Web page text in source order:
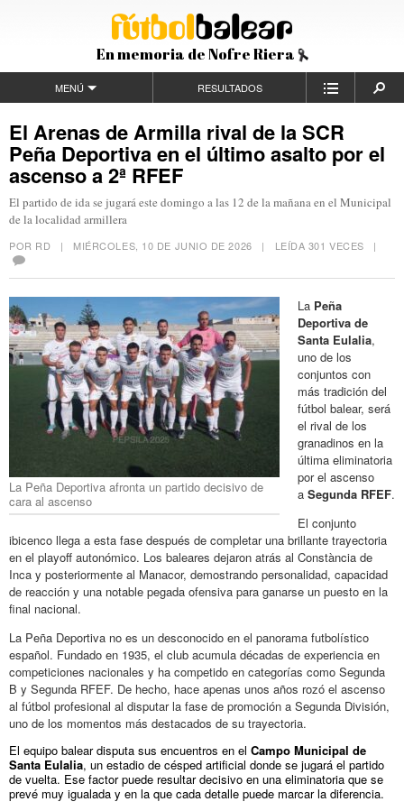
En memoria de Nofre Riera
MENÚ RESULTADOS
El Arenas de Armilla rival de la SCR
Peña Deportiva en el último asalto por el
ascenso a 2ª RFEF
El partido de ida se jugará este domingo a las 12 de la mañana en el Municipal
de la localidad armillera
POR RD | MIÉRCOLES, 10 DE JUNIO DE 2026 | LEÍDA 301 VECES |
La Peña Deportiva afronta un partido decisivo de
cara al ascenso
La Peña
Deportiva de
Santa Eulalia,
uno de los
conjuntos con
más tradición del
fútbol balear, será
el rival de los
granadinos en la
última eliminatoria
por el ascenso
a Segunda RFEF.
El conjunto
ibicenco llega a esta fase después de completar una brillante trayectoria
en el playoff autonómico. Los baleares dejaron atrás al Constància de
Inca y posteriormente al Manacor, demostrando personalidad, capacidad
de reacción y una notable pegada ofensiva para ganarse un puesto en la
final nacional.
La Peña Deportiva no es un desconocido en el panorama futbolístico
español. Fundado en 1935, el club acumula décadas de experiencia en
competiciones nacionales y ha competido en categorías como Segunda
B y Segunda RFEF. De hecho, hace apenas unos años rozó el ascenso
al fútbol profesional al disputar la fase de promoción a Segunda División,
uno de los momentos más destacados de su trayectoria.
El equipo balear disputa sus encuentros en el Campo Municipal de
Santa Eulalia, un estadio de césped artificial donde se jugará el partido
de vuelta. Ese factor puede resultar decisivo en una eliminatoria que se
prevé muy igualada y en la que cada detalle puede marcar la diferencia.